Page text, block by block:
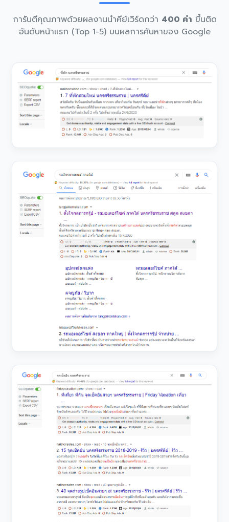
การันตีคุณภาพด้วยผลงานนำคีย์เวิร์ดกว่า 400 คำ ขึ้นติด
อันดับหน้าแรก (Top 1-5) บนผลการค้นหาของ Google